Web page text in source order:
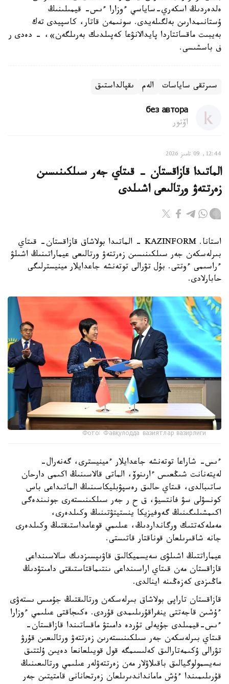
ەلدەردىڭ اسكەري-ساياسي ءوزارا ءىس- قيمىلىنىڭ
ۇستانىمدارىن بەلگىلەيدى. سونىمەن قاتار، كاسپيدى تەك
بەيبىت ماقساتتاردا پايدالانۋعا كەپىلدىك بەرىلگەن»، - دەدى ر
ف باسشىسى.
سىرتقى ساياسات الەم ىقپالداستىق
без автора
اۆتور
12:44, 09 تامىز 2026
الماتىدا قازاقستان - قىتاي جەر سىلكىنىسىن
زەرتتەۋ ورتالىعى اشىلدى
استانا. KAZINFORM - الماتىدا بولاشاق قازاقستان- قىتاي
بىرلەسكەن جەر سىلكىنىسىن زەرتتەۋ ورتالىعى عيماراتىنىڭ اشىلۋ
ءراسىمى ءوتتى. بۇل تۋرالى توتەنشە جاعدايلار مينيسترلىگى
حابارلادى.
Фото: Фавқулодда вазиятлар вазирлиги
ءىس- شاراعا توتەنشە جاعدايلار ءمينيسترى، گەنەرال-
لەيتەنانت شىڭعىس ءارىنوۆ، الماتى قالاسىنىڭ اكىمى دارحان
ساتىبالدى، قىتاي حالىق رەسپۋبليكاسىنىڭ الماتىداعى باس
كونسۋلى سۋ فانتسيۋ، ق ح ر جەر سىلكىنىستەرى جونىندەگى
اكىمشىلىگىنىڭ گەوفيزيكا ينستيتۋتىنىڭ وكىلدەرى،
مەملەكەتتىك ورگانداردىڭ، عىلىمي قوعامداستىقتىڭ وكىلدەرى
جانە شاقىرىلعان قوناقتار قاتىستى.
عيماراتتىڭ اشىلۋى سەيسميكالىق قاۋىپسىزدىك سالاسىنداعى
قازاقستان مەن قىتاي اراسىنداعى ىنتىماقتاستىقتى دامىتۋدىڭ
ماڭىزدى كەزەڭىنە اينالدى.
قازاقستان تاراپى بولاشاق بىرلەسكەن ورتالىقتىڭ جۇمىس ىستەۋى
ءۇشىن قاجەتتى ينفراقۇرىلىمدى قۇردى. ەكىجاقتى عىلىمي ءوزارا
ءىس-قيمىلدى جۇيەلى تۇردە دامىتۋ ماقساتىندا قازاقستان-
قىتاي بىرلەسكەن جەر سىلكىنىستەرىن زەرتتەۋ ورتالىعىن قۇرۋ
تۋرالى ۇكىمەتارالىق كەلىسىمگە قول قويىلعانعا دەيىن ۇلتتىق
سەيسمولوگيالىق باقىلاۋلار مەن زەرتتەۋلەر عىلىمي ورتالىعىنىڭ
قۇرىلىمىندا ءۇش مامانداندىرىلعان زەرتحانانى قامتيتىن جەر